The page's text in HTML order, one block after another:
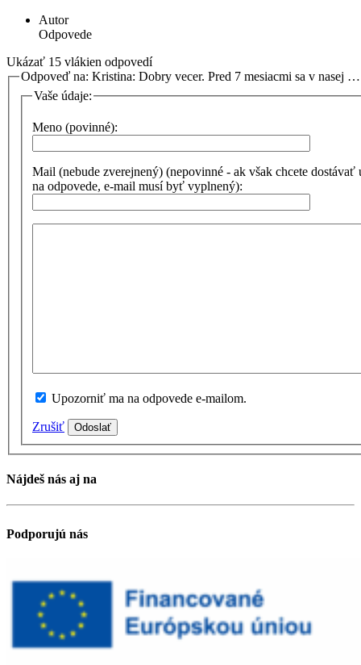
Autor
Odpovede
Ukázať 15 vlákien odpovedí
Odpoveď na: Kristina: Dobry vecer. Pred 7 mesiacmi sa v nasej …
Vaše údaje:
Meno (povinné):
Mail (nebude zverejnený) (nepovinné - ak však chcete dostávať
na odpovede, e-mail musí byť vyplnený):
Upozorniť ma na odpovede e-mailom.
Zrušiť Odoslať
Nájdeš nás aj na
Podporujú nás